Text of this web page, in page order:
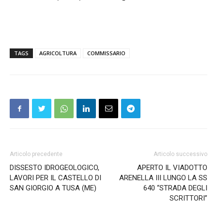
TAGS AGRICOLTURA COMMISSARIO
Articolo precedente
DISSESTO IDROGEOLOGICO,
LAVORI PER IL CASTELLO DI
SAN GIORGIO A TUSA (ME)
Articolo successivo
APERTO IL VIADOTTO
ARENELLA III LUNGO LA SS
640 “STRADA DEGLI
SCRITTORI”